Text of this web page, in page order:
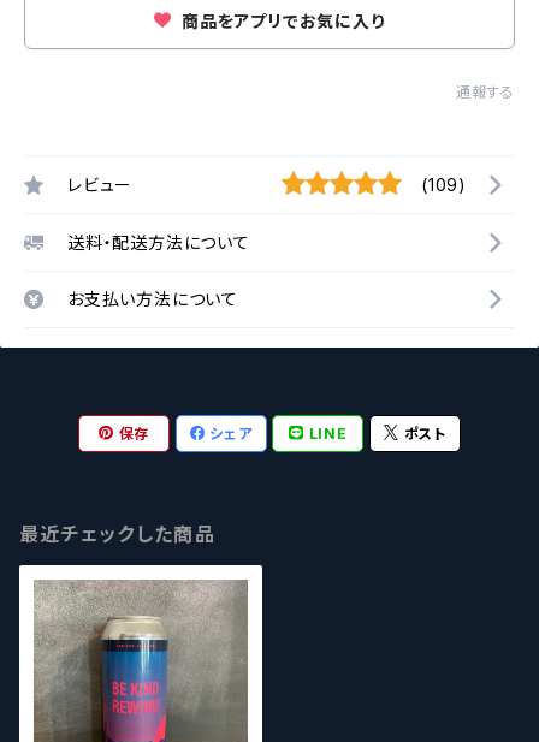
商品をアプリでお気に入り
通報する
レビュー (109)
送料・配送方法について
お支払い方法について
保存 シェア LINE ポスト
最近チェックした商品